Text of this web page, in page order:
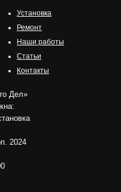
Установка
Ремонт
Наши работы
Статьи
Контакты
Дел»
2024